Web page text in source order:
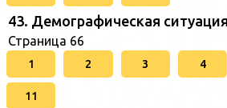
43. Демографическая
Страница 66
1 2 3 4
11